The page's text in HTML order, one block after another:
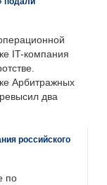
IT-компания
Арбитражных
два
российского
по